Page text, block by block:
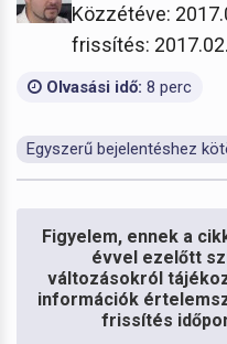
Közzétéve:
frissítés:
Olvasási idő: 8 perc
Egyszerű bejelentéshez
Figyelem, ennek a
évvel ezelőtt
változásokról
információk
frissítés